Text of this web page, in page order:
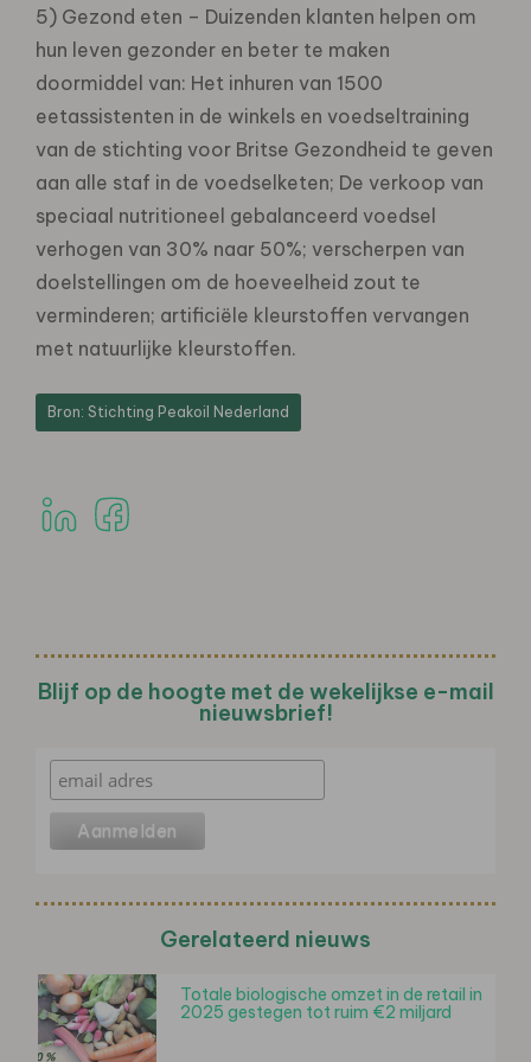
5) Gezond eten – Duizenden klanten helpen om
hun leven gezonder en beter te maken
doormiddel van: Het inhuren van 1500
eetassistenten in de winkels en voedseltraining
van de stichting voor Britse Gezondheid te geven
aan alle staf in de voedselketen; De verkoop van
speciaal nutritioneel gebalanceerd voedsel
verhogen van 30% naar 50%; verscherpen van
doelstellingen om de hoeveelheid zout te
verminderen; artificiële kleurstoffen vervangen
met natuurlijke kleurstoffen.
Bron: Stichting Peakoil Nederland
Blijf op de hoogte met de wekelijkse e-mail
nieuwsbrief!
Gerelateerd nieuws
Totale biologische omzet in de retail in
2025 gestegen tot ruim €2 miljard